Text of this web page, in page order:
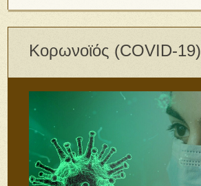
Κορωνοϊός (COVID-19)